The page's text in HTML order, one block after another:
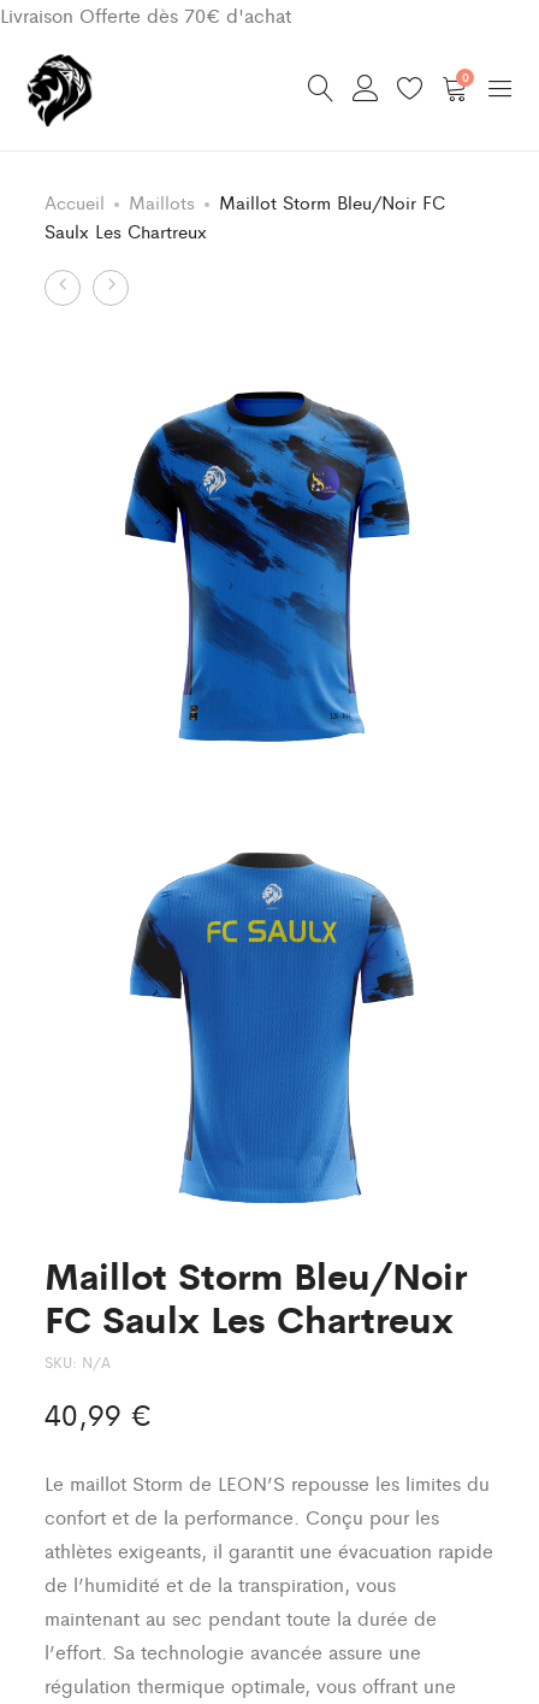
Livraison Offerte dès 70€ d'achat
0
Accueil Maillots
Maillot Storm Bleu/Noir FC
Saulx Les Chartreux
Product
Maillot
Chartreux
Enfant
Short
Chartreux
Enfant
Maillot Storm Bleu/Noir
FC Saulx Les Chartreux
SKU: N/A
40,99 €
Le maillot Storm de LEON’S repousse les limites du
confort et de la performance. Conçu pour les
athlètes exigeants, il garantit une évacuation rapide
de l’humidité et de la transpiration, vous
maintenant au sec pendant toute la durée de
l’effort. Sa technologie avancée assure une
régulation thermique optimale, vous offrant une